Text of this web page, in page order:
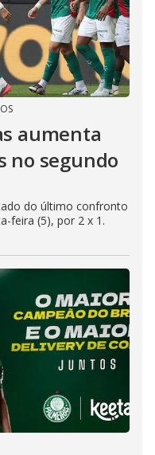
aumenta
no segundo
do último confronto
feira (5), por 2 x 1.